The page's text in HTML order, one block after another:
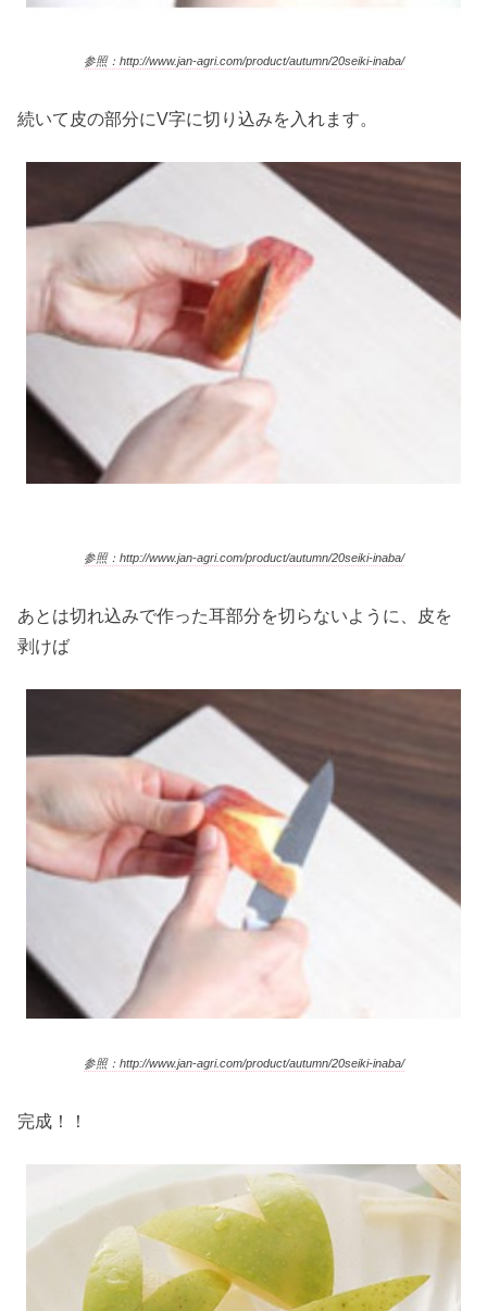
参照：http://www.jan-agri.com/product/autumn/20seiki-inaba/
続いて皮の部分にV字に切り込みを入れます。
参照：http://www.jan-agri.com/product/autumn/20seiki-inaba/
あとは切れ込みで作った耳部分を切らないように、皮を
剥けば
参照：http://www.jan-agri.com/product/autumn/20seiki-inaba/
完成！！